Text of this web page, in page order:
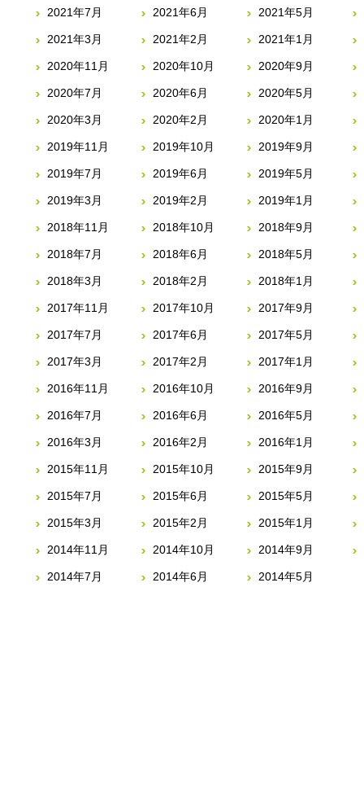
2021年7月 2021年6月 2021年5月
2021年3月 2021年2月 2021年1月
2020年11月 2020年10月 2020年9月
2020年7月 2020年6月 2020年5月
2020年3月 2020年2月 2020年1月
2019年11月 2019年10月 2019年9月
2019年7月 2019年6月 2019年5月
2019年3月 2019年2月 2019年1月
2018年11月 2018年10月 2018年9月
2018年7月 2018年6月 2018年5月
2018年3月 2018年2月 2018年1月
2017年11月 2017年10月 2017年9月
2017年7月 2017年6月 2017年5月
2017年3月 2017年2月 2017年1月
2016年11月 2016年10月 2016年9月
2016年7月 2016年6月 2016年5月
2016年3月 2016年2月 2016年1月
2015年11月 2015年10月 2015年9月
2015年7月 2015年6月 2015年5月
2015年3月 2015年2月 2015年1月
2014年11月 2014年10月 2014年9月
2014年7月 2014年6月 2014年5月